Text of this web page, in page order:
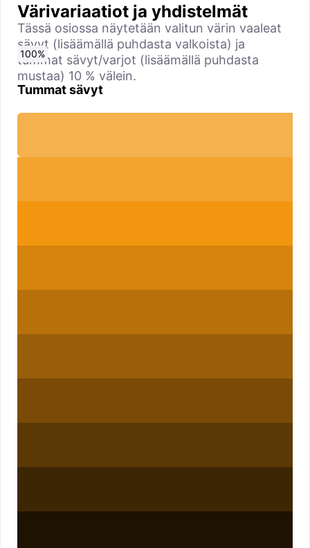
Värivariaatiot ja yhdistelmät
Tässä osiossa näytetään valitun värin vaaleat
sävyt (lisäämällä puhdasta valkoista) ja
tummat sävyt/varjot (lisäämällä puhdasta
mustaa) 10 % välein.
Tummat sävyt
0%
10%
20%
30%
40%
50%
60%
70%
80%
90%
100%